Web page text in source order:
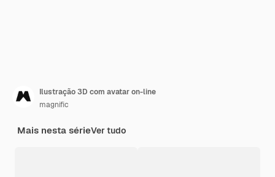
Ilustração 3D com avatar on-line
magnific
Mais nesta sérieVer tudo